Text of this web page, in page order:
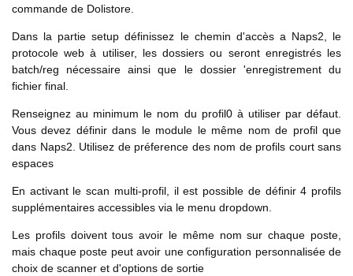
commande de Dolistore.
Dans la partie setup définissez le chemin d'accès a Naps2, le
protocole web à utiliser, les dossiers ou seront enregistrés les
batch/reg nécessaire ainsi que le dossier 'enregistrement du
fichier final.
Renseignez au minimum le nom du profil0 à utiliser par défaut.
Vous devez définir dans le module le même nom de profil que
dans Naps2. Utilisez de préference des nom de profils court sans
espaces
En activant le scan multi-profil, il est possible de définir 4 profils
supplémentaires accessibles via le menu dropdown.
Les profils doivent tous avoir le même nom sur chaque poste,
mais chaque poste peut avoir une configuration personnalisée de
choix de scanner et d'options de sortie